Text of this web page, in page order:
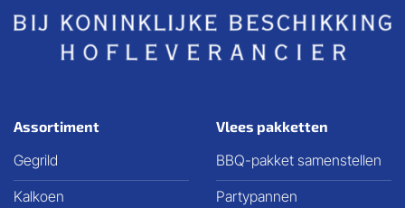
Assortiment
Gegrild
Kalkoen
Vlees pakketten
BBQ-pakket samenstellen
Partypannen